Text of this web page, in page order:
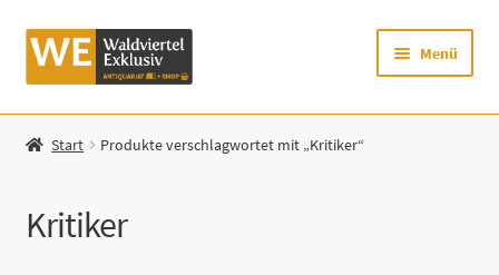
Zur
Navigation
Zum
Inhalt
Menü
Startseite
Mein Konto
Start Produkte verschlagwortet mit „Kritiker“
Kritiker